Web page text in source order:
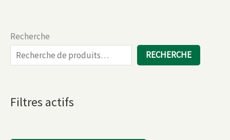
Recherche
RECHERCHE
Filtres actifs